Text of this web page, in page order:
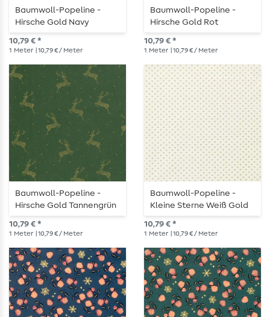
Baumwoll-Popeline -
Hirsche Gold Navy
10,79 € *
1 Meter | 10,79 € / Meter
Baumwoll-Popeline -
Hirsche Gold Rot
10,79 € *
1 Meter | 10,79 € / Meter
Baumwoll-Popeline -
Hirsche Gold Tannengrün
10,79 € *
1 Meter | 10,79 € / Meter
Baumwoll-Popeline -
Kleine Sterne Weiß Gold
10,79 € *
1 Meter | 10,79 € / Meter